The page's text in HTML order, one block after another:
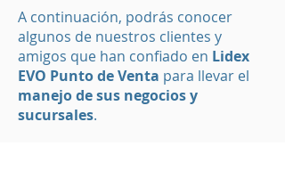
A continuación, podrás conocer
algunos de nuestros clientes y
amigos que han confiado en Lidex
EVO Punto de Venta para llevar el
manejo de sus negocios y
sucursales.